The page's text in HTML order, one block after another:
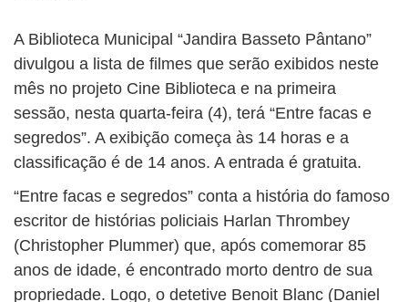
A Biblioteca Municipal “Jandira Basseto Pântano”
divulgou a lista de filmes que serão exibidos neste
mês no projeto Cine Biblioteca e na primeira
sessão, nesta quarta-feira (4), terá “Entre facas e
segredos”. A exibição começa às 14 horas e a
classificação é de 14 anos. A entrada é gratuita.
“Entre facas e segredos” conta a história do famoso
escritor de histórias policiais Harlan Thrombey
(Christopher Plummer) que, após comemorar 85
anos de idade, é encontrado morto dentro de sua
propriedade. Logo, o detetive Benoit Blanc (Daniel